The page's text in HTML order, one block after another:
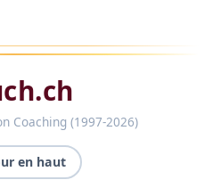
Coaching (1997-2026)
en haut